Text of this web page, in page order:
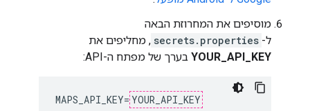
מוסיפים את המחרוזת הבאה
ל- secrets.properties , מחליפים את
YOUR_API_KEY בערך של מפתח ה-API:
MAPS_API_KEY= YOUR_API_KEY